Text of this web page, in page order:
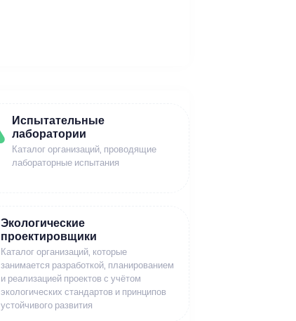
Испытательные
лаборатории
Каталог организаций, проводящие
лабораторные испытания
Экологические
проектировщики
Каталог организаций, которые
занимается разработкой, планированием
и реализацией проектов с учётом
экологических стандартов и принципов
устойчивого развития